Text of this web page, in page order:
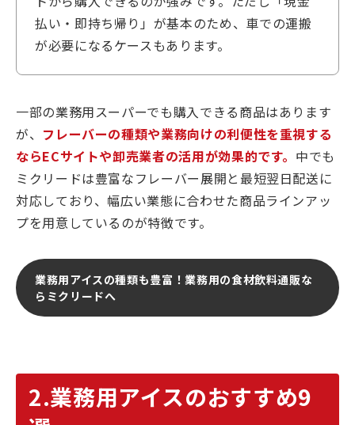
払い・即持ち帰り」が基本のため、車での運搬
が必要になるケースもあります。
一部の業務用スーパーでも購入できる商品はあります
が、 フレーバーの種類や業務向けの利便性を重視する
ならECサイトや卸売業者の活用が効果的です。 中でも
ミクリードは豊富なフレーバー展開と最短翌日配送に
対応しており、幅広い業態に合わせた商品ラインアッ
プを用意しているのが特徴です。
業務用アイスの種類も豊富！業務用の食材飲料通販な
らミクリードへ
2.業務用アイスのおすすめ9